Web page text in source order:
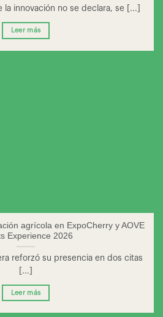
la innovación no se declara, se [...]
Leer más
agrícola en ExpoCherry y AOVE
Experience 2026
reforzó su presencia en dos citas
[...]
Leer más